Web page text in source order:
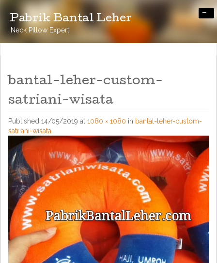
Pabrik Bantal Leher
Neck Pillow Expert
-
bantal-leher-custom-
satriani-wisata
Published 14/05/2019 at 1080 × 1080 in bantal-leher-custom-
satriani-wisata